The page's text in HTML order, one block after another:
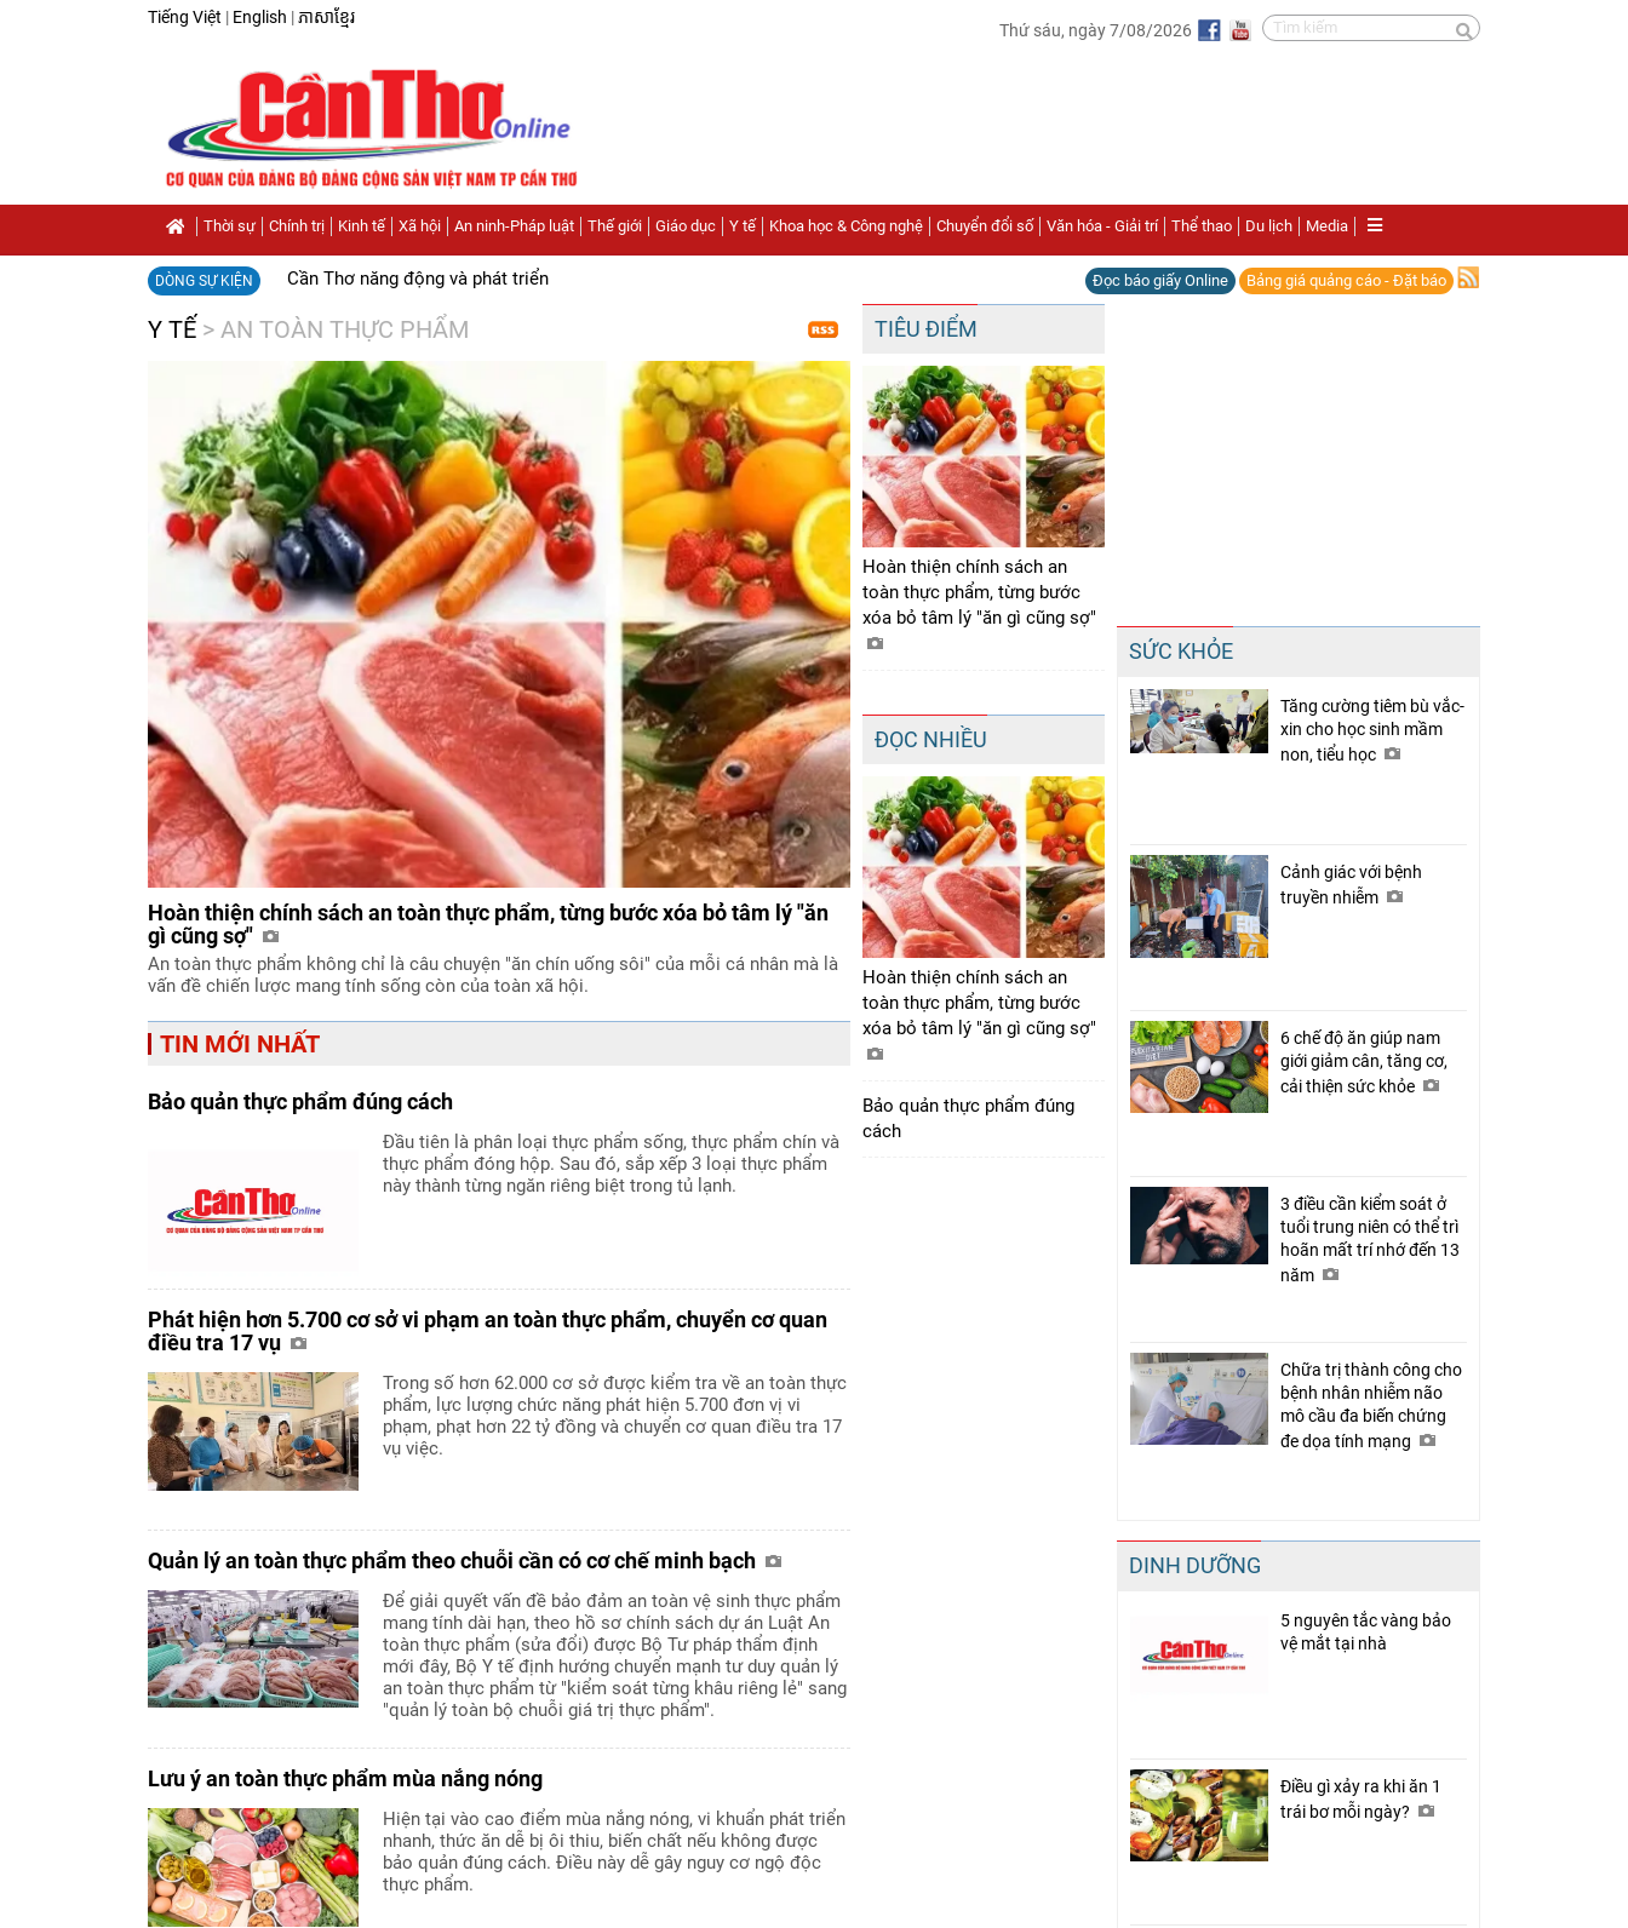
Tiếng Việt | English | ភាសាខ្មែរ
Thứ sáu, ngày 7/08/2026
Thời sự Chính trị Kinh tế Xã hội An ninh-Pháp luật Thế giới Giáo dục Y tế Khoa học & Công nghệ Chuyển đổi số Văn hóa - Giải trí Thể thao Du lịch Media
DÒNG SỰ KIỆN Cần Thơ năng động và phát triển Đọc báo giấy Online Bảng giá quảng cáo - Đặt báo
Y TẾ > AN TOÀN THỰC PHẨM
Hoàn thiện chính sách an toàn thực phẩm, từng bước xóa bỏ tâm lý "ăn
gì cũng sợ"
An toàn thực phẩm không chỉ là câu chuyện "ăn chín uống sôi" của mỗi cá nhân mà là
vấn đề chiến lược mang tính sống còn của toàn xã hội.
TIN MỚI NHẤT
Bảo quản thực phẩm đúng cách
Đầu tiên là phân loại thực phẩm sống, thực phẩm chín và
thực phẩm đóng hộp. Sau đó, sắp xếp 3 loại thực phẩm
này thành từng ngăn riêng biệt trong tủ lạnh.
Phát hiện hơn 5.700 cơ sở vi phạm an toàn thực phẩm, chuyển cơ quan
điều tra 17 vụ
Trong số hơn 62.000 cơ sở được kiểm tra về an toàn thực
phẩm, lực lượng chức năng phát hiện 5.700 đơn vị vi
phạm, phạt hơn 22 tỷ đồng và chuyển cơ quan điều tra 17
vụ việc.
Quản lý an toàn thực phẩm theo chuỗi cần có cơ chế minh bạch
Để giải quyết vấn đề bảo đảm an toàn vệ sinh thực phẩm
mang tính dài hạn, theo hồ sơ chính sách dự án Luật An
toàn thực phẩm (sửa đổi) được Bộ Tư pháp thẩm định
mới đây, Bộ Y tế định hướng chuyển mạnh tư duy quản lý
an toàn thực phẩm từ "kiểm soát từng khâu riêng lẻ" sang
"quản lý toàn bộ chuỗi giá trị thực phẩm".
Lưu ý an toàn thực phẩm mùa nắng nóng
Hiện tại vào cao điểm mùa nắng nóng, vi khuẩn phát triển
nhanh, thức ăn dễ bị ôi thiu, biến chất nếu không được
bảo quản đúng cách. Điều này dễ gây nguy cơ ngộ độc
thực phẩm.
TIÊU ĐIỂM
Hoàn thiện chính sách an
toàn thực phẩm, từng bước
xóa bỏ tâm lý "ăn gì cũng sợ"
ĐỌC NHIỀU
Hoàn thiện chính sách an
toàn thực phẩm, từng bước
xóa bỏ tâm lý "ăn gì cũng sợ"
Bảo quản thực phẩm đúng
cách
SỨC KHỎE
Tăng cường tiêm bù vắc-
xin cho học sinh mầm
non, tiểu học
Cảnh giác với bệnh
truyền nhiễm
6 chế độ ăn giúp nam
giới giảm cân, tăng cơ,
cải thiện sức khỏe
3 điều cần kiểm soát ở
tuổi trung niên có thể trì
hoãn mất trí nhớ đến 13
năm
Chữa trị thành công cho
bệnh nhân nhiễm não
mô cầu đa biến chứng
đe dọa tính mạng
DINH DƯỠNG
5 nguyên tắc vàng bảo
vệ mắt tại nhà
Điều gì xảy ra khi ăn 1
trái bơ mỗi ngày?